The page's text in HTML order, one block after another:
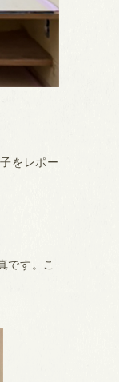
をレポー
です。こ